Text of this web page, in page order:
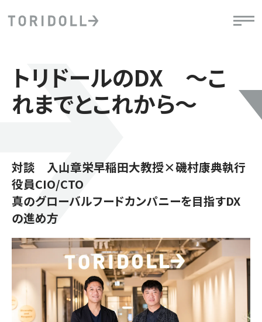
トリドールのDX ～こ
れまでとこれから～
対談 入山章栄早稲田大教授×磯村康典執行
役員CIO/CTO
真のグローバルフードカンパニーを目指すDX
の進め方